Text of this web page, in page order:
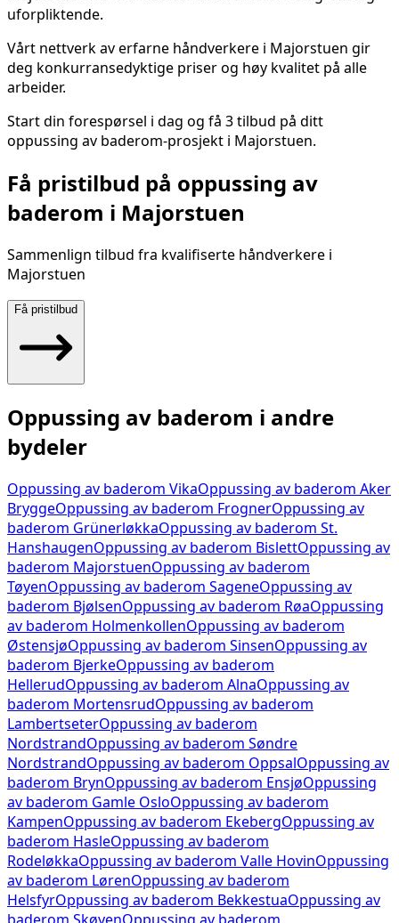
uforpliktende.
Vårt nettverk av erfarne håndverkere i Majorstuen gir
deg konkurransedyktige priser og høy kvalitet på alle
arbeider.
Start din forespørsel i dag og få 3 tilbud på ditt
oppussing av baderom-prosjekt i Majorstuen.
Få pristilbud på oppussing av
baderom i Majorstuen
Sammenlign tilbud fra kvalifiserte håndverkere i
Majorstuen
Få pristilbud
Oppussing av baderom i andre
bydeler
Oppussing av baderom VikaOppussing av baderom Aker
BryggeOppussing av baderom FrognerOppussing av
baderom GrünerløkkaOppussing av baderom St.
HanshaugenOppussing av baderom BislettOppussing av
baderom MajorstuenOppussing av baderom
TøyenOppussing av baderom SageneOppussing av
baderom BjølsenOppussing av baderom RøaOppussing
av baderom HolmenkollenOppussing av baderom
ØstensjøOppussing av baderom SinsenOppussing av
baderom BjerkeOppussing av baderom
HellerudOppussing av baderom AlnaOppussing av
baderom MortensrudOppussing av baderom
LambertseterOppussing av baderom
NordstrandOppussing av baderom Søndre
NordstrandOppussing av baderom OppsalOppussing av
baderom BrynOppussing av baderom EnsjøOppussing
av baderom Gamle OsloOppussing av baderom
KampenOppussing av baderom EkebergOppussing av
baderom HasleOppussing av baderom
RodeløkkaOppussing av baderom Valle HovinOppussing
av baderom LørenOppussing av baderom
HelsfyrOppussing av baderom BekkestuaOppussing av